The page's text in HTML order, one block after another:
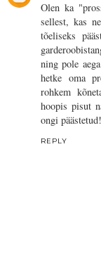
Olen ka
sellest, kas
tõeliseks
ning pole
hetke oma
rohkem
hoopis pisut
ongi päästetud!
REPLY